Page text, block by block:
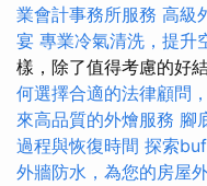
業會計事務所服務 高級
宴 專業冷氣清洗，提升
樣，除了值得考慮的好
何選擇合適的法律顧問
來高品質的外燴服務 腳
過程與恢復時間 探索
外牆防水，為您的房屋